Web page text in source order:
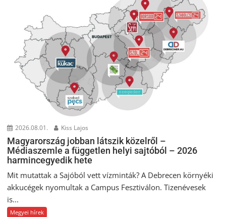
2026.08.01. Kiss Lajos
Magyarország jobban látszik közelről –
Médiaszemle a független helyi sajtóból – 2026
harmincegyedik hete
Mit mutattak a Sajóból vett vízminták? A Debrecen környéki
akkucégek nyomultak a Campus Fesztiválon. Tizenévesek
is...
Megyei hírek